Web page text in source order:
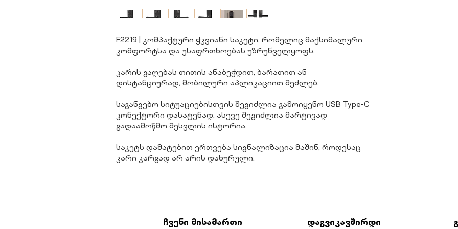
F2219 | კომპაქტური ჭკვიანი საკეტი, რომელიც მაქსიმალური
კომფორტსა და უსაფრთხოებას უზრუნველყოფს.
კარის გაღებას თითის ანაბეჭდით, ბარათით ან
დისტანციურად, მობილური აპლიკაციით შეძლებ.
საგანგებო სიტუაციებისთვის შეგიძლია გამოიყენო USB Type-C
კონექტორი დასატენად, ასევე შეგიძლია მარტივად
გადაამოწმო შესვლის ისტორია.
საკეტს დამატებით ერთვება სიგნალიზაცია მაშინ, როდესაც
კარი კარგად არ არის დახურული.
ჩვენი მისამართი დაგვიკავშირდი